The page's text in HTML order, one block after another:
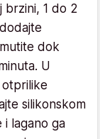
brzini, 1 do 2
dok
U
otprilike
silikonskom
lagano ga